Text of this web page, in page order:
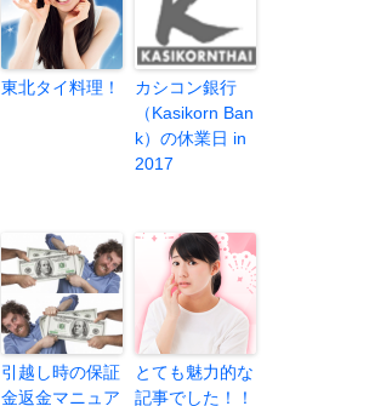
東北タイ料理！
カシコン銀行
（Kasikorn Ban
k）の休業日 in
2017
引越し時の保証
金返金マニュア
とても魅力的な
記事でした！！